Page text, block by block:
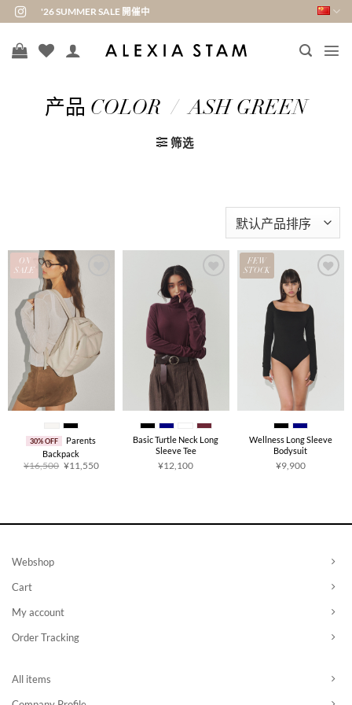
到
'26 SUMMER SALE 開催中
产品 COLOR / ASH GREEN
筛选
ON
SALE
30% OFF
Parents
Backpack
¥16,500 原
¥11,550当
Basic Turtle Neck Long
Sleeve Tee
¥12,100
FEW
STOCK
Wellness Long Sleeve
Bodysuit
¥9,900
Webshop
Cart
My account
Order Tracking
All items